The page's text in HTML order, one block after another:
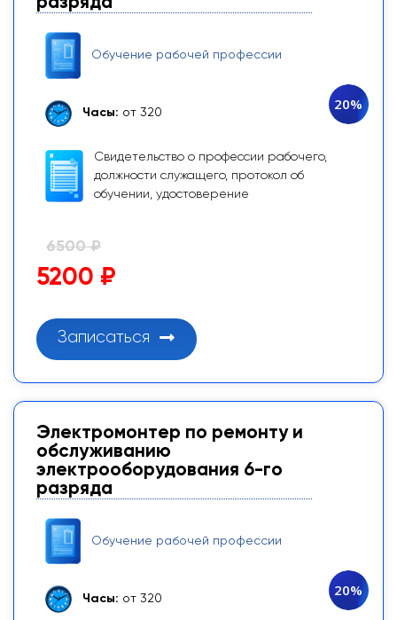
Обучение рабочей профессии
Часы: от 320
Свидетельство о профессии рабочего,
должности служащего, протокол об
обучении, удостоверение
20%
6500 ₽
5200 ₽
Записаться
Электромонтер по ремонту и
обслуживанию
электрооборудования 6-го
разряда
Обучение рабочей профессии
Часы: от 320
20%